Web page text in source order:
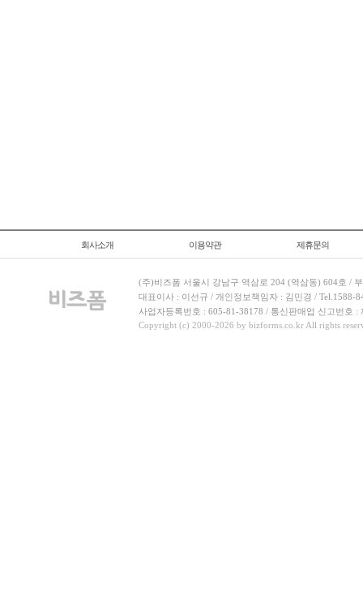
회사소개 이용약관 제휴문의
(주)비즈폼 서울시 강남구 역삼로 204 (역삼동) 604호 /
대표이사 : 이선규 / 개인정보책임자 : 김민경 / Tel.1588-
사업자등록번호 : 605-81-38178 / 통신판매업 신고번호 :
Copyright (c) 2000-2026 by bizforms.co.kr All rights